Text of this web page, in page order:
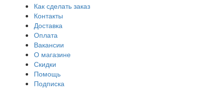
Как сделать заказ
Контакты
Доставка
Оплата
Вакансии
О магазине
Скидки
Помощь
Подписка